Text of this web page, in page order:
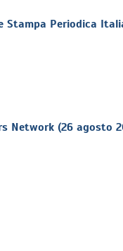
Stampa Periodica
Network (26 agosto